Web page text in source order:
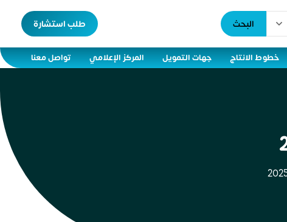
البحث طلب استشارة
خطوط الانتاج جهات التمويل المركز الإعلامي تواصل معنا